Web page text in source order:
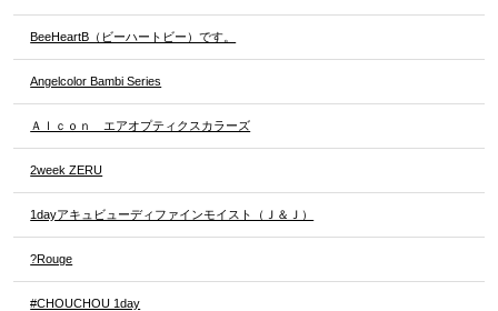
BeeHeartB（ビーハートビー）です。
Angelcolor Bambi Series
Ａｌｃｏｎ エアオプティクスカラーズ
2week ZERU
1dayアキュビューディファインモイスト（Ｊ＆Ｊ）
?Rouge
#CHOUCHOU 1day